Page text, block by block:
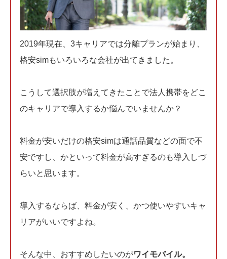
2019年現在、3キャリアでは分離プランが始まり、
格安simもいろいろな会社が出てきました。
こうして選択肢が増えてきたことで法人携帯をどこ
のキャリアで導入するか悩んでいませんか？
料金が安いだけの格安simは通話品質などの面で不
安ですし、かといって料金が高すぎるのも導入しづ
らいと思います。
導入するならば、料金が安く、かつ使いやすいキャ
リアがいいですよね。
そんな中、おすすめしたいのがワイモバイル。